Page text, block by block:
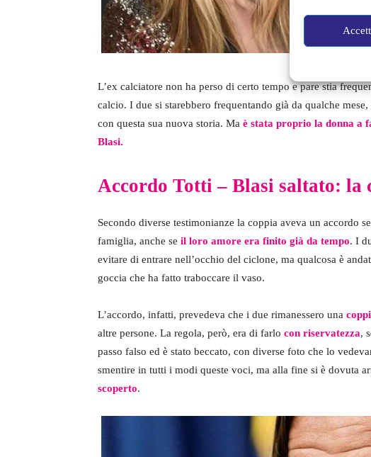
L’ex calciatore non ha perso di certo tempo e pare stia
calcio. I due si starebbero frequentando già da qualche
con questa sua nuova storia. Ma è stata proprio la donna a
Blasi.
Accordo Totti – Blasi saltato: la
Secondo diverse testimonianze la coppia aveva un accordo
famiglia, anche se il loro amore era finito già da tempo. I
evitare di entrare nell’occhio del ciclone, ma qualcosa è
goccia che ha fatto traboccare il vaso.
L’accordo, infatti, prevedeva che i due rimanessero una
altre persone. La regola, però, era di farlo con riservatezza,
passo falso ed è stato beccato, con diverse foto che lo
smentire in tutti i modi queste voci, ma alla fine si è dovuta
scoperto.